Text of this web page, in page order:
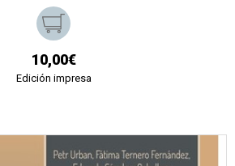
10,00€
Edición impresa